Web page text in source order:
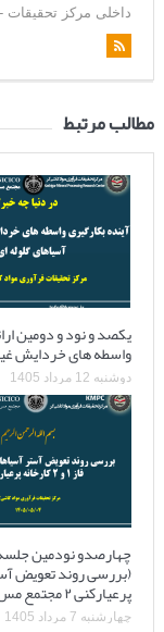
داخلی مرکز
مطالب مرتبط
یکصد و نود و دومین
واسطه های خردایش
دوشنبه 12 مرداد 1405
چهارصدو نودمین
پرعیارکنی ۲ مجتمع مس سرچشمه)
چهارشنبه 7 مرداد 1405